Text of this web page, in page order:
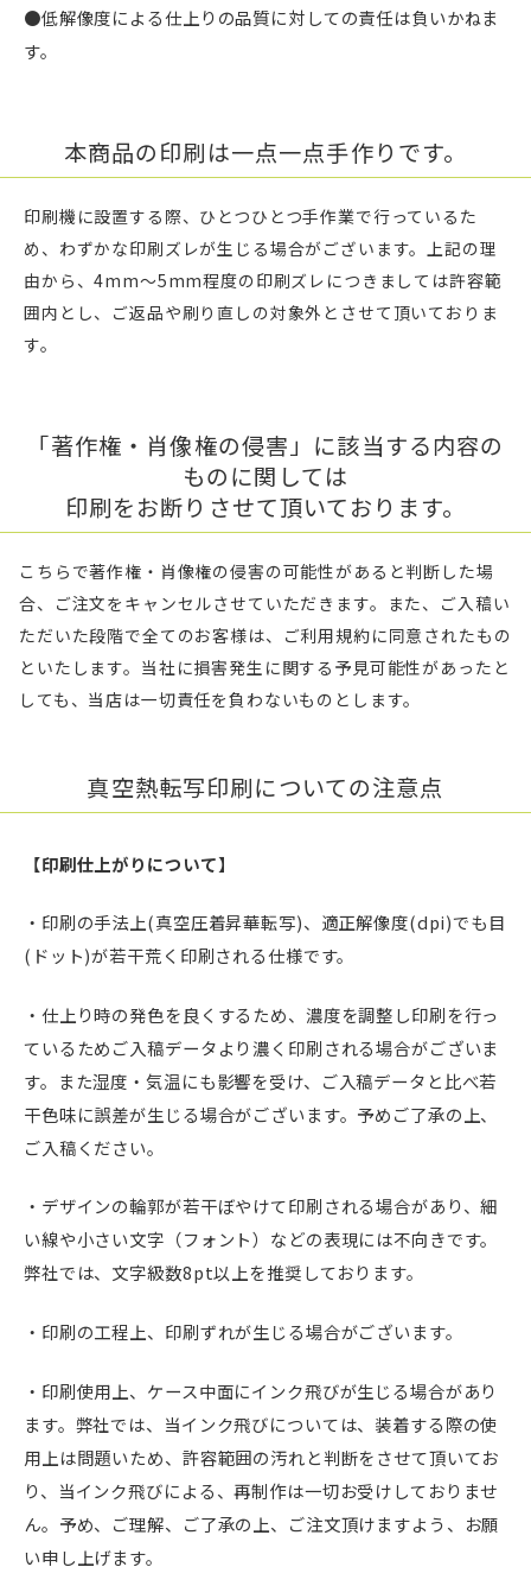
●低解像度による仕上りの品質に対しての責任は負いかねま
す。
本商品の印刷は一点一点手作りです。
印刷機に設置する際、ひとつひとつ手作業で行っているた
め、わずかな印刷ズレが生じる場合がございます。上記の理
由から、4mm〜5mm程度の印刷ズレにつきましては許容範
囲内とし、ご返品や刷り直しの対象外とさせて頂いておりま
す。
「著作権・肖像権の侵害」に該当する内容の
ものに関しては
印刷をお断りさせて頂いております。
こちらで著作権・肖像権の侵害の可能性があると判断した場
合、ご注文をキャンセルさせていただきます。また、ご入稿い
ただいた段階で全てのお客様は、ご利用規約に同意されたもの
といたします。当社に損害発生に関する予見可能性があったと
しても、当店は一切責任を負わないものとします。
真空熱転写印刷についての注意点
【印刷仕上がりについて】
・印刷の手法上(真空圧着昇華転写)、適正解像度(dpi)でも目
(ドット)が若干荒く印刷される仕様です。
・仕上り時の発色を良くするため、濃度を調整し印刷を行っ
ているためご入稿データより濃く印刷される場合がございま
す。また湿度・気温にも影響を受け、ご入稿データと比べ若
干色味に誤差が生じる場合がございます。予めご了承の上、
ご入稿ください。
・デザインの輪郭が若干ぼやけて印刷される場合があり、細
い線や小さい文字（フォント）などの表現には不向きです。
弊社では、文字級数8pt以上を推奨しております。
・印刷の工程上、印刷ずれが生じる場合がございます。
・印刷使用上、ケース中面にインク飛びが生じる場合があり
ます。弊社では、当インク飛びについては、装着する際の使
用上は問題いため、許容範囲の汚れと判断をさせて頂いてお
り、当インク飛びによる、再制作は一切お受けしておりませ
ん。予め、ご理解、ご了承の上、ご注文頂けますよう、お願
い申し上げます。